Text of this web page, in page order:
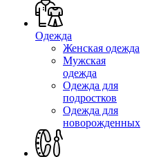
Одежда
Женская одежда
Мужская
одежда
Одежда для
подростков
Одежда для
новорожденных